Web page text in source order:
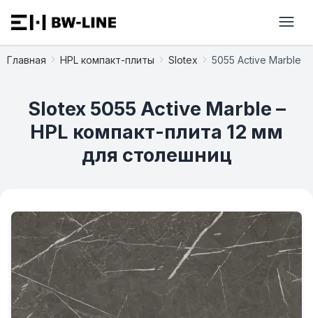
Главная HPL компакт-плиты Slotex 5055 Active Marble
Slotex 5055 Active Marble –
HPL компакт-плита 12 мм
для столешниц